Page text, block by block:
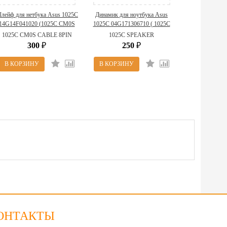
для нетбука Asus 1025C
14G14F041020 (1025C CM0S
CABLE 8PIN)
1025C CM0S CABLE 8PIN
300 ₽
Динамик для ноутбука Asus
1025C 04G171306710 ( 1025C
SPEAKER )
1025C SPEAKER
250 ₽